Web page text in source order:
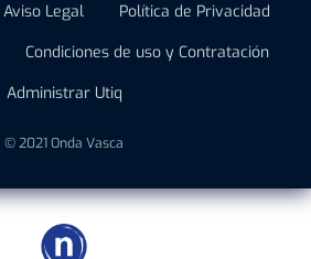
Aviso Legal
Política de Privacidad
Condiciones de uso y Contratación
Administrar Utiq
© 2021 Onda Vasca